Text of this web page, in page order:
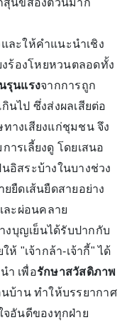
ละให้คำแนะนำเชิง
งร้องโหยหวนตลอดทั้ง
รุนแรงจากการถูก
นไป ซึ่งส่งผลเสียต่อ
างเสียงแก่ชุมชน จึง
รเลี้ยงดู โดยเสนอ
อิสระบ้างในบางช่วง
ยืดเส้นยืดสายอย่าง
ละผ่อนคลาย
งบุญเย็นได้รับปากกับ
ห้ "เจ้ากล้า-เจ้ากี้" ได้
ำ เพื่อรักษาสวัสดิภาพ
บ้าน ทำให้บรรยากาศ
จอันดีของทุกฝ่าย